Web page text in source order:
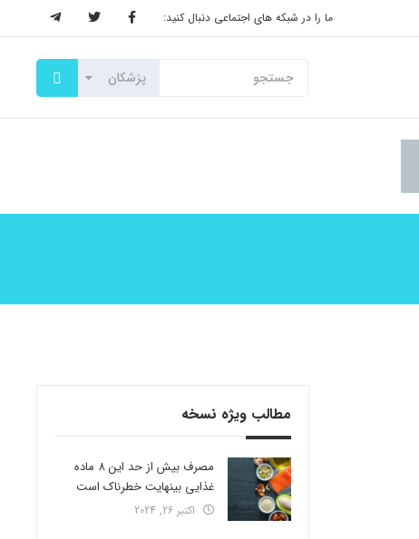
ما را در شبکه های اجتماعی دنبال کنید:
مطالب ویژه نسخه
مصرف بیش از حد این 8 ماده
غذایی بینهایت خطرناک است
اکتبر 26, 2024